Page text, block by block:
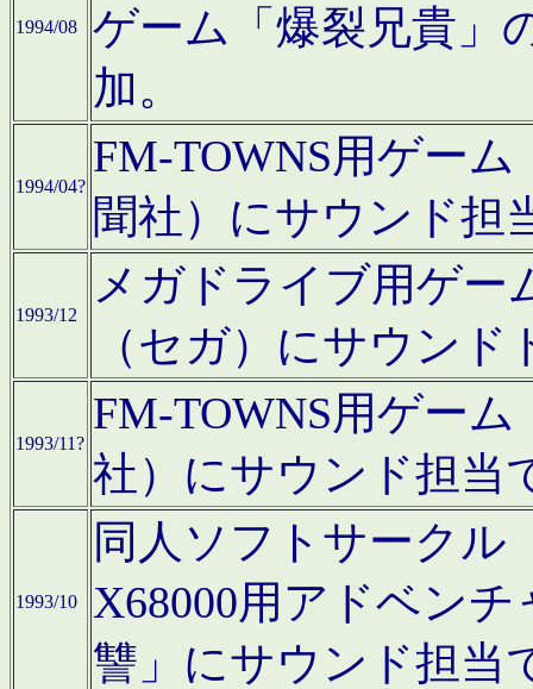
1994/08
ゲーム「爆裂兄貴」
加。
1994/04?
FM-TOWNS用ゲー
聞社）にサウンド担
1993/12
メガドライブ用ゲー
（セガ）にサウン
1993/11?
FM-TOWNS用ゲー
社）にサウンド担当
1993/10
同人ソフトサークル
X68000用アドベン
讐」にサウンド担当